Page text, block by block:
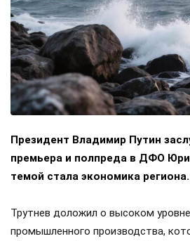
Президент Владимир Путин
премьера и полпреда в ДФО
темой стала экономика региона.
Трутнев доложил о высоком
промышленного производства,